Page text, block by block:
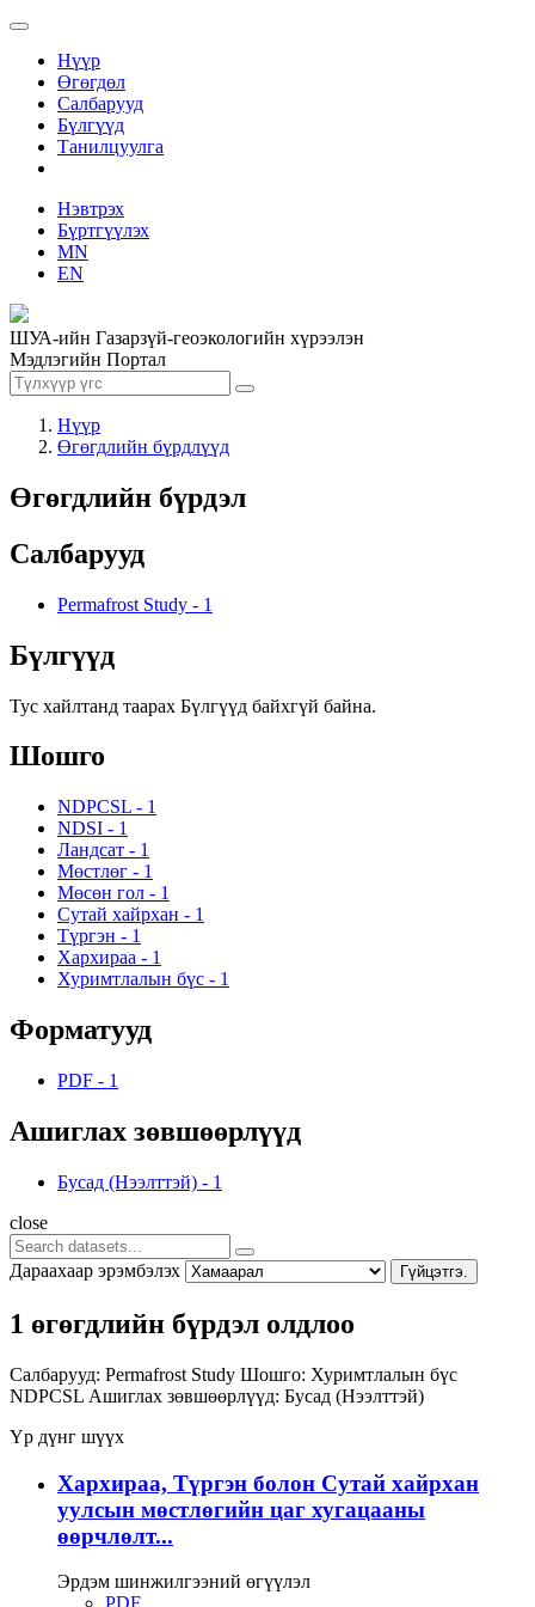
Нүүр
Өгөгдөл
Салбарууд
Бүлгүүд
Танилцуулга
Нэвтрэх
Бүртгүүлэх
MN
EN
ШУА-ийн Газарзүй-геоэкологийн хүрээлэн
Мэдлэгийн Портал
Нүүр
Өгөгдлийн бүрдлүүд
Өгөгдлийн бүрдэл
Салбарууд
Permafrost Study - 1
Бүлгүүд
Тус хайлтанд таарах Бүлгүүд байхгүй байна.
Шошго
NDPCSL - 1
NDSI - 1
Ландсат - 1
Мөстлөг - 1
Мөсөн гол - 1
Сутай хайрхан - 1
Түргэн - 1
Хархираа - 1
Хуримтлалын бүс - 1
Форматууд
PDF - 1
Ашиглах зөвшөөрлүүд
Бусад (Нээлттэй) - 1
close
Дараахаар эрэмбэлэх Гүйцэтгэ.
1 өгөгдлийн бүрдэл олдлоо
Салбарууд: Permafrost Study Шошго: Хуримтлалын бүс
NDPCSL Ашиглах зөвшөөрлүүд: Бусад (Нээлттэй)
Үр дүнг шүүх
Хархираа, Түргэн болон Сутай хайрхан
уулсын мөстлөгийн цаг хугацааны
өөрчлөлт...
Эрдэм шинжилгээний өгүүлэл